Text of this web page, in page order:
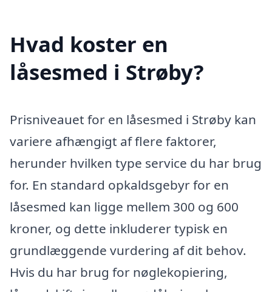
Hvad koster en
låsesmed i Strøby?
Prisniveauet for en låsesmed i Strøby kan
variere afhængigt af flere faktorer,
herunder hvilken type service du har brug
for. En standard opkaldsgebyr for en
låsesmed kan ligge mellem 300 og 600
kroner, og dette inkluderer typisk en
grundlæggende vurdering af dit behov.
Hvis du har brug for nøglekopiering,